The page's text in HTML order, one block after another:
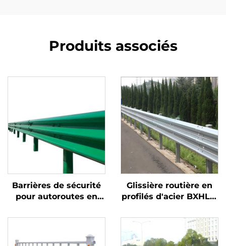
Produits associés
Barrières de sécurité
pour autoroutes en
chaud, barrières de
chaussées, traitement
Glissière routière en
profilés d'acier BXHL11,
pour extérieur avec
matériau plastique